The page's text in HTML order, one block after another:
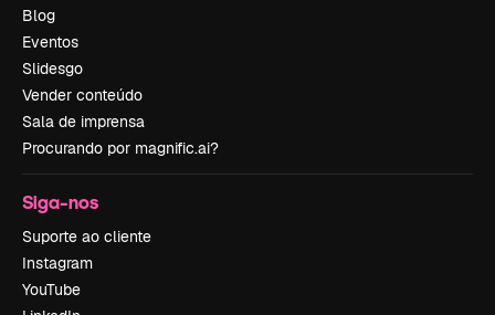
Blog
Eventos
Slidesgo
Vender conteúdo
Sala de imprensa
Procurando por magnific.ai?
Siga-nos
Suporte ao cliente
Instagram
YouTube